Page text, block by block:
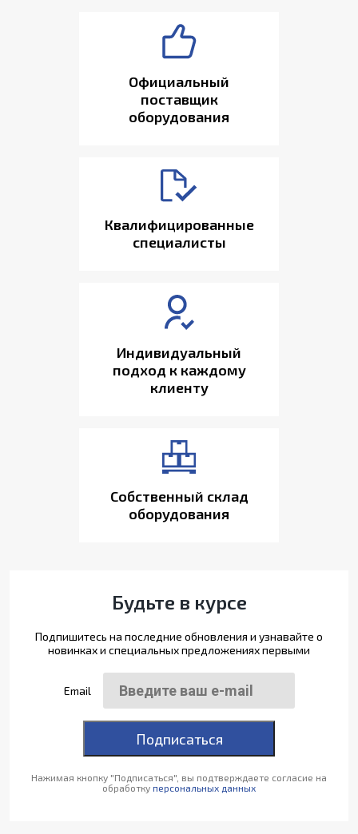
Официальный
поставщик
оборудования
Квалифицированные
специалисты
Индивидуальный
подход к каждому
клиенту
Собственный склад
оборудования
Будьте в курсе
Подпишитесь на последние обновления и узнавайте о
новинках и специальных предложениях первыми
Email
Подписаться
Нажимая кнопку "Подписаться", вы подтверждаете согласие на
обработку персональных данных